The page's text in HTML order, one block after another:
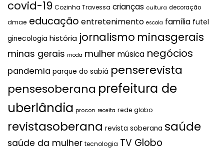
covid-19 Cozinha Travessa crianças cultura decoração
dmae educação entretenimento escola família futel
ginecologia história jornalismo minasgerais
minas gerais moda mulher música negócios
pandemia parque do sabiá penserevista
pensesoberana prefeitura de
uberlândia procon receita rede globo
revistasoberana revista soberana saúde
saúde da mulher tecnologia TV Globo